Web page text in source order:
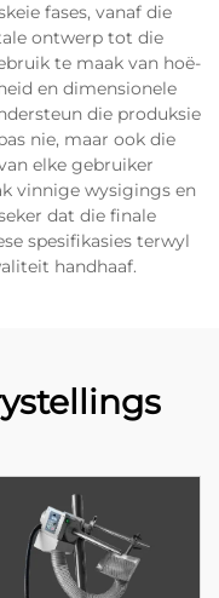
fases, vanaf die
ontwerp tot die
te maak van hoë-
en dimensionele
die produksie
nie, maar ook die
elke gebruiker
vinnige wysigings en
dat die finale
spesifikasies terwyl
handhaaf.